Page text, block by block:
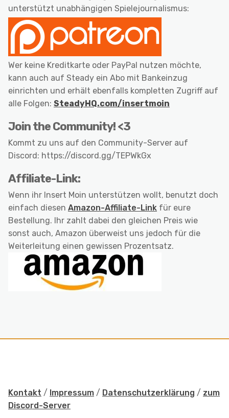
unterstützt unabhängigen Spielejournalismus:
Wer keine Kreditkarte oder PayPal nutzen möchte,
kann auch auf Steady ein Abo mit Bankeinzug
einrichten und erhält ebenfalls kompletten Zugriff auf
alle Folgen: SteadyHQ.com/insertmoin
Join the Community! <3
Kommt zu uns auf den Community-Server auf
Discord: https://discord.gg/TEPWkGx
Affiliate-Link:
Wenn ihr Insert Moin unterstützen wollt, benutzt doch
einfach diesen Amazon-Affiliate-Link für eure
Bestellung. Ihr zahlt dabei den gleichen Preis wie
sonst auch, Amazon überweist uns jedoch für die
Weiterleitung einen gewissen Prozentsatz.
Kontakt / Impressum / Datenschutzerklärung / zum
Discord-Server